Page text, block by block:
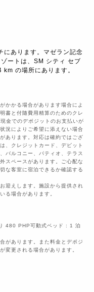
にあります。マゼラン記念
ートは、SM シティ セブ
の場所にあります。
かかる場合があります場合によ
書と付随費用精算のためのクレ
金でのデポジットのお支払いが
況によりご希望に添えない場合
あります。対応は確約ではござ
、クレジットカード、デビット
バルコニー、パティオ、テラス
スペースがあります。ご心配な
な客室に宿泊できるか確認する
迎えします。施設から提供され
る場合があります。
480 PHP可動式ベッド : 1 泊
があります。また料金とデポジ
変更される場合があります。